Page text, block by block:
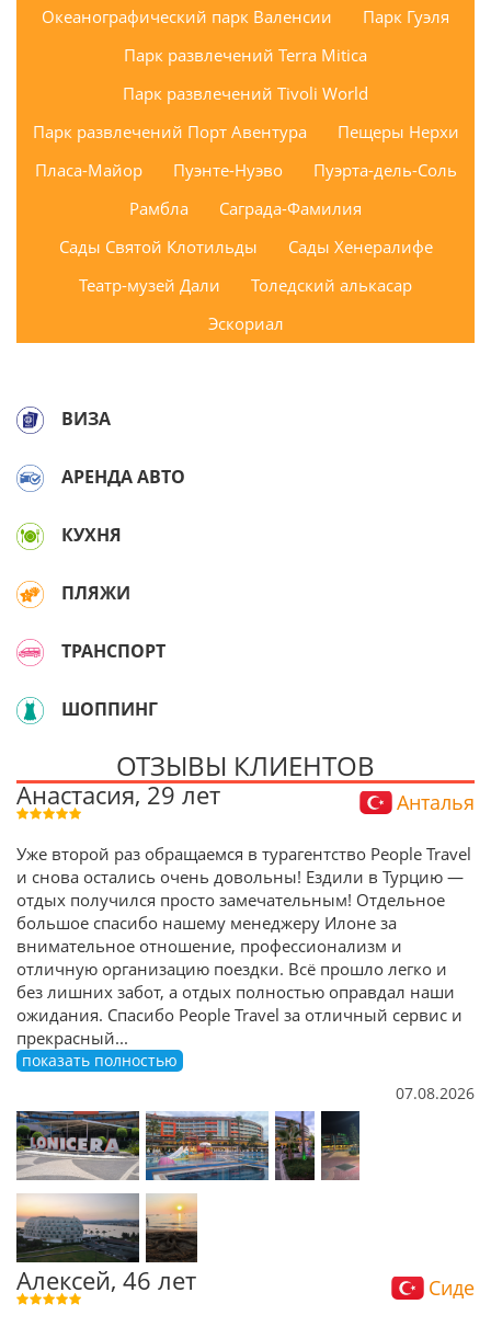
Океанографический парк Валенсии
Парк Гуэля
Парк развлечений Terra Mitica
Парк развлечений Tivoli World
Парк развлечений Порт Авентура
Пещеры Нерхи
Пласа-Майор
Пуэнте-Нуэво
Пуэрта-дель-Соль
Рамбла
Саграда-Фамилия
Сады Святой Клотильды
Сады Хенералифе
Театр-музей Дали
Толедский алькасар
Эскориал
ВИЗА
АРЕНДА АВТО
КУХНЯ
ПЛЯЖИ
ТРАНСПОРТ
ШОППИНГ
ОТЗЫВЫ КЛИЕНТОВ
Анастасия, 29 лет Анталья
Уже второй раз обращаемся в турагентство People Travel
и снова остались очень довольны! Ездили в Турцию —
отдых получился просто замечательным! Отдельное
большое спасибо нашему менеджеру Илоне за
внимательное отношение, профессионализм и
отличную организацию поездки. Всё прошло легко и
без лишних забот, а отдых полностью оправдал наши
ожидания. Спасибо People Travel за отличный сервис и
прекрасный...
показать полностью
07.08.2026
Алексей, 46 лет Сиде